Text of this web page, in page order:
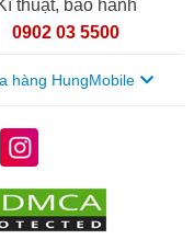
thuật, bảo hành
0902 03 5500
hàng HungMobile